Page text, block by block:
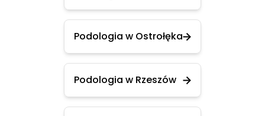
Podologia w Ostrołęka
Podologia w Rzeszów